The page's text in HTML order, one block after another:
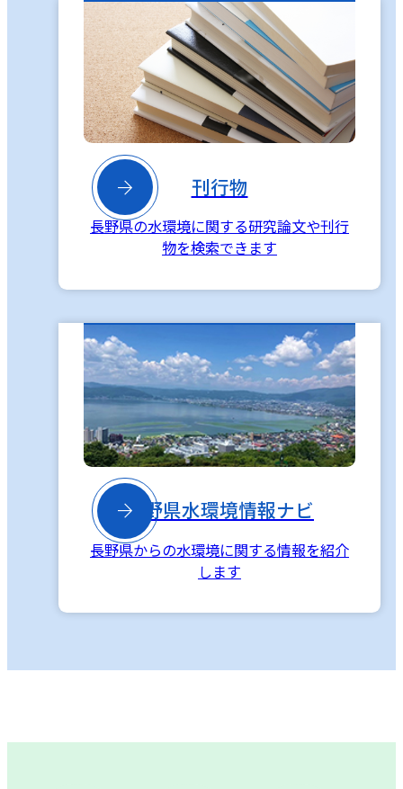
 刊行物
長野県の水環境に関する研究論文や刊行
物を検索できます
長野県水環境情報ナビ
長野県からの水環境に関する情報を紹介
します